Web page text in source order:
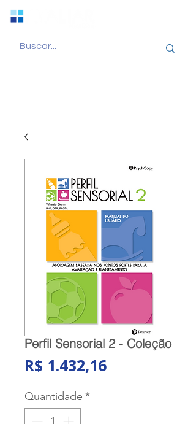
Perfil Sensorial 2 - Coleção
R$ 1.432,16Preço
Quantidade *